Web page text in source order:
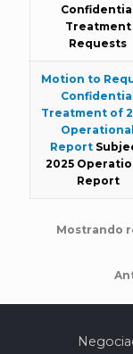
Treatment
Requests
Motion to
Treatment of
Operational
Report
2025
Report
Mostrando